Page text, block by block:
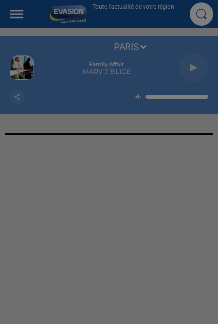
Toute l'actualité de votre région
Family Affair
MARY J BLIGE
PARIS